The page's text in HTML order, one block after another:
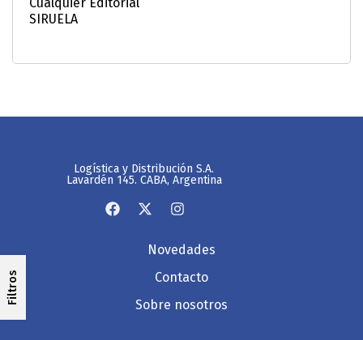
Filtros
Logística y Distribución S.A.
Lavardén 145. CABA, Argentina
Novedades
Contacto
Sobre nosotros